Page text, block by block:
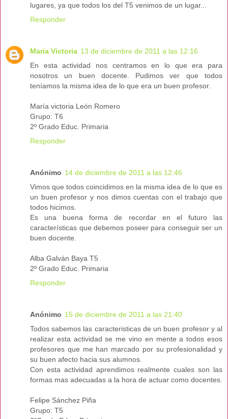
lugares, ya que todos los del T5 venimos de un lugar...
Responder
Maria Victoria 13 de diciembre de 2011 a las 12:16
En esta actividad nos centramos en lo que era para
nosotros un buen docente. Pudimos ver que todos
teníamos la misma idea de lo que era un buen profesor.
María victoria León Romero
Grupo: T6
2º Grado Educ. Primaria
Responder
Anónimo 14 de diciembre de 2011 a las 12:46
Vimos que todos coincidimos en la misma idea de lo que es
un buen profesor y nos dimos cuentas con el trabajo que
todos hicimos.
Es una buena forma de recordar en el futuro las
características que debemos poseer para conseguir ser un
buen docente.
Alba Galván Baya T5
2º Grado Educ. Primaria
Responder
Anónimo 15 de diciembre de 2011 a las 21:40
Todos sabemos las caracteristicas de un buen profesor y al
realizar esta actividad se me vino en mente a todos esos
profesores que me han marcado por su profesionalidad y
su buen afecto hacia sus alumnos.
Con esta actividad aprendimos realmente cuales son las
formas mas adecuadas a la hora de actuar como docentes.
Felipe Sánchez Piña
Grupo: T5